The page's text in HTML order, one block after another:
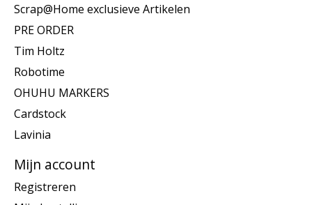
Scrap@Home exclusieve Artikelen
PRE ORDER
Tim Holtz
Robotime
OHUHU MARKERS
Cardstock
Lavinia
Mijn account
Registreren